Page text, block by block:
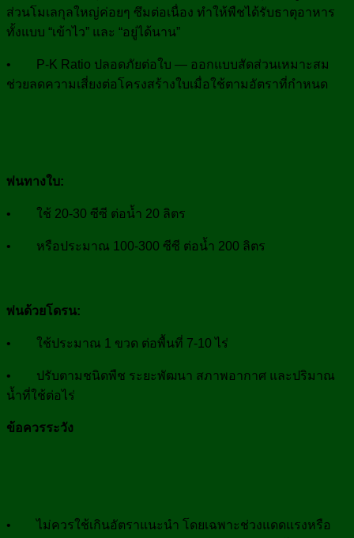
ส่วนโมเลกุลใหญ่ค่อยๆ ซึมต่อเนื่อง ทำให้พืชได้รับธาตุอาหาร
ทั้งแบบ “เข้าไว” และ “อยู่ได้นาน”
• P-K Ratio ปลอดภัยต่อใบ — ออกแบบสัดส่วนเหมาะสม
ช่วยลดความเสี่ยงต่อโครงสร้างใบเมื่อใช้ตามอัตราที่กำหนด
พ่นทางใบ:
• ใช้ 20-30 ซีซี ต่อน้ำ 20 ลิตร
• หรือประมาณ 100-300 ซีซี ต่อน้ำ 200 ลิตร
พ่นด้วยโดรน:
• ใช้ประมาณ 1 ขวด ต่อพื้นที่ 7-10 ไร่
• ปรับตามชนิดพืช ระยะพัฒนา สภาพอากาศ และปริมาณ
น้ำที่ใช้ต่อไร่
ข้อควรระวัง
• ไม่ควรใช้เกินอัตราแนะนำ โดยเฉพาะช่วงแดดแรงหรือ